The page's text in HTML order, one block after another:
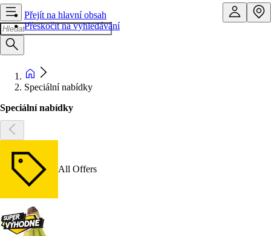
Přejít na hlavní obsah
Přeskočit na vyhledávání
Speciální nabídky
Speciální nabídky
All Offers